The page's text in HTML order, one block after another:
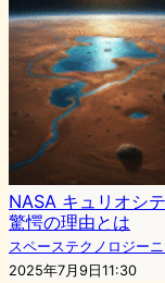
NASA キュリオシ
驚愕の理由とは
スペーステクノロジー
2025年7月9日11:30